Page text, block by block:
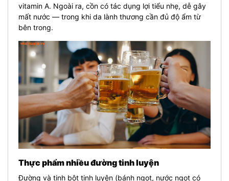
vitamin A. Ngoài ra, cồn có tác dụng lợi tiểu nhẹ, dễ gây
mất nước — trong khi da lành thương cần đủ độ ẩm từ
bên trong.
Thực phẩm nhiều đường tinh luyện
Đường và tinh bột tinh luyện (bánh ngọt, nước ngọt có